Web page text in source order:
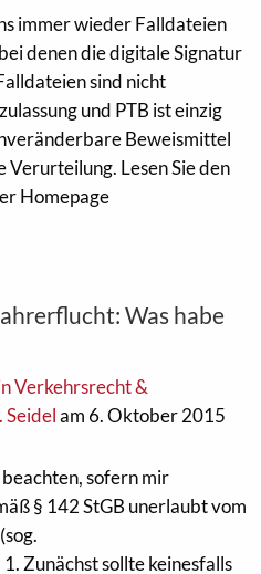
immer wieder Falldateien
denen die digitale Signatur
sind nicht
und PTB ist einzig
Beweismittel
Verurteilung. Lesen Sie den
Homepage
Was habe
Verkehrsrecht &
Seidelam 6. Oktober 2015
sofern mir
§ 142 StGB unerlaubt vom
Zunächst sollte keinesfalls